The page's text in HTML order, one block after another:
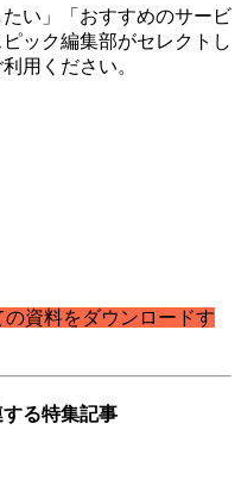
い」「おすすめのサービ
ック編集部がセレクトし
用ください。
の資料をダウンロードす
する特集記事